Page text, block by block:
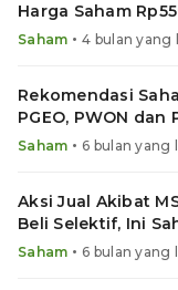
Harga Saham
Saham • 4 bulan yang
Rekomendasi
PGEO, PWON dan
2026
Saham • 6 bulan yang
Aksi Jual Akibat
Beli Selektif, Ini
Saham • 6 bulan yang